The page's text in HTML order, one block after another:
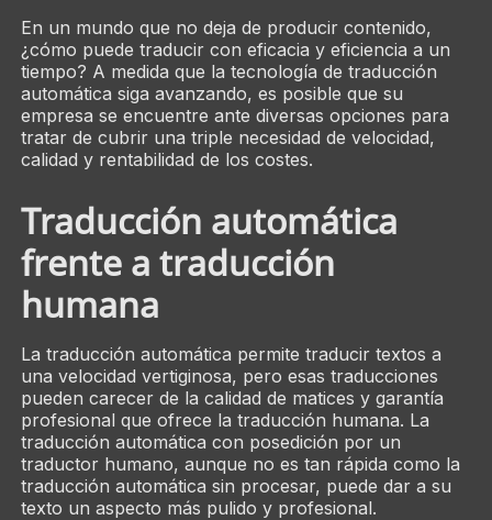
En un mundo que no deja de producir contenido,
¿cómo puede traducir con eficacia y eficiencia a un
tiempo? A medida que la tecnología de traducción
automática siga avanzando, es posible que su
empresa se encuentre ante diversas opciones para
tratar de cubrir una triple necesidad de velocidad,
calidad y rentabilidad de los costes.
Traducción automática
frente a traducción
humana
La traducción automática permite traducir textos a
una velocidad vertiginosa, pero esas traducciones
pueden carecer de la calidad de matices y garantía
profesional que ofrece la traducción humana. La
traducción automática con posedición por un
traductor humano, aunque no es tan rápida como la
traducción automática sin procesar, puede dar a su
texto un aspecto más pulido y profesional.